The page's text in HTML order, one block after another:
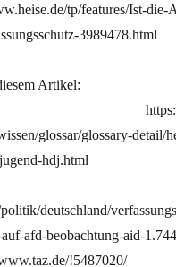
tp/features/Ist-
3989478.html
Artikel:
glossar/glossary-detail/
hdj.html
http://
deutschland/
auf-afd-beobachtung-aid-
!5487020/